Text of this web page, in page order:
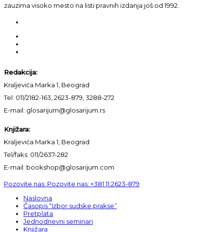
zauzima visoko mesto na listi pravnih izdanja još od 1992.
Redakcija:
Kraljevića Marka 1, Beograd
Tel: 011/2182-163, 2623-879, 3288-272
E-mail: glosarijum@glosarijum.rs
Knjižara:
Kraljevića Marka 1, Beograd
Tel/faks: 011/2637-282
E-mail: bookshop@glosarijum.com
Pozovite nas: Pozovite nas: +381 11 2623-879
Naslovna
Časopis “Izbor sudske prakse”
Pretplata
Jednodnevni seminari
Knjižara